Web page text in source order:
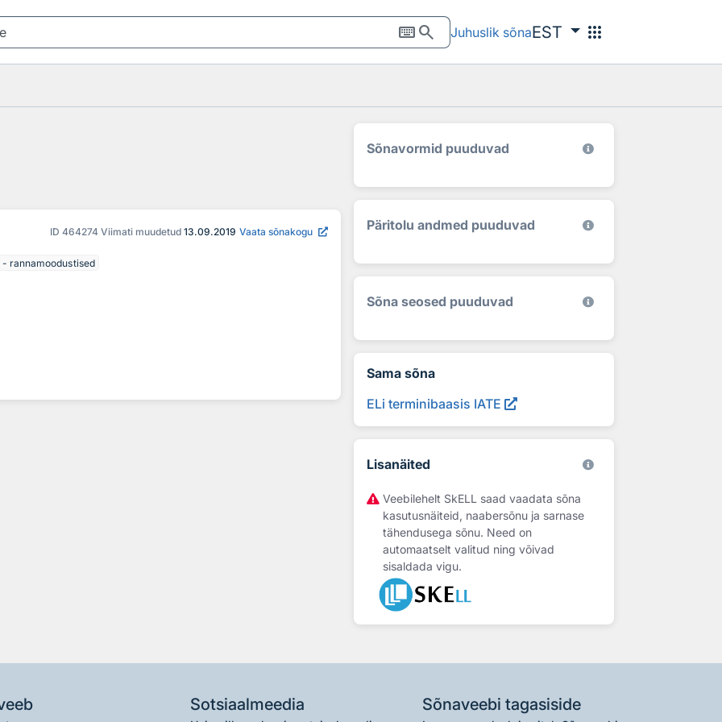
keyboardsearch Juhuslik sõnaEST apps
ID 464274 Viimati muudetud 13.09.2019 Vaata sõnakogu
rannamoodustised
Sõnavormid puuduvad
Päritolu andmed puuduvad
Sõna seosed puuduvad
Sama sõna
ELi terminibaasis IATE
Lisanäited
Veebilehelt SkELL saad vaadata sõna
kasutusnäiteid, naabersõnu ja sarnase
tähendusega sõnu. Need on
automaatselt valitud ning võivad
sisaldada vigu.
Sotsiaalmeedia Sõnaveebi tagasiside